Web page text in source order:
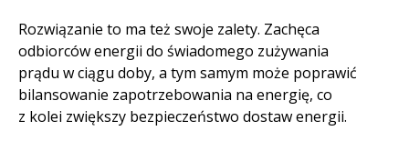
Rozwiązanie to ma też swoje zalety. Zachęca
odbiorców energii do świadomego zużywania
prądu w ciągu doby, a tym samym może poprawić
bilansowanie zapotrzebowania na energię, co
z kolei zwiększy bezpieczeństwo dostaw energii.